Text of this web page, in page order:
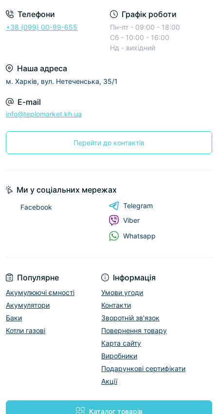
Телефони
+38 (099) 00-99-655
Графік роботи
Пн-пт - 09:00 - 18:00
Сб - 10:00 - 16:00
Нд - вихідний
Наша адреса
м. Харків, вул. Нетеченська, 35/1
E-mail
info@teplomarket.kh.ua
Перейти до контактів
Популярне
Акумулюючі ємності
Акумулятори
Баки
Котли газові
Інформація
Умови угоди
Контакти
Зворотній зв'язок
Повернення товару
Карта сайту
Виробники
Подарункові сертифікати
Акції
Каталог товарів
Ми у соціальних мережах
Facebook
Telegram
Viber
Whatsapp